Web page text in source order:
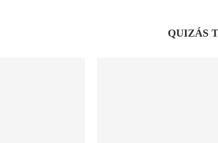
QUIZÁS